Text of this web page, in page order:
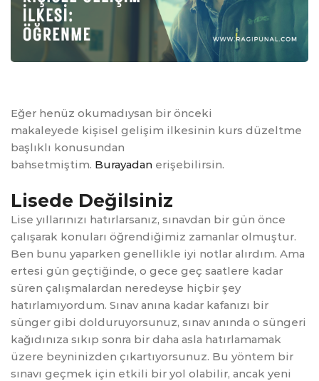
Eğer henüz okumadıysan bir önceki
makaleyede kişisel gelişim ilkesinin kurs düzeltme
başlıklı konusundan
bahsetmiştim. Burayadan erişebilirsin.
Lisede Değilsiniz
Lise yıllarınızı hatırlarsanız, sınavdan bir gün önce
çalışarak konuları öğrendiğimiz zamanlar olmuştur.
Ben bunu yaparken genellikle iyi notlar alırdım. Ama
ertesi gün geçtiğinde, o gece geç saatlere kadar
süren çalışmalardan neredeyse hiçbir şey
hatırlamıyordum. Sınav anına kadar kafanızı bir
sünger gibi dolduruyorsunuz, sınav anında o süngeri
kağıdınıza sıkıp sonra bir daha asla hatırlamamak
üzere beyninizden çıkartıyorsunuz. Bu yöntem bir
sınavı geçmek için etkili bir yol olabilir, ancak yeni